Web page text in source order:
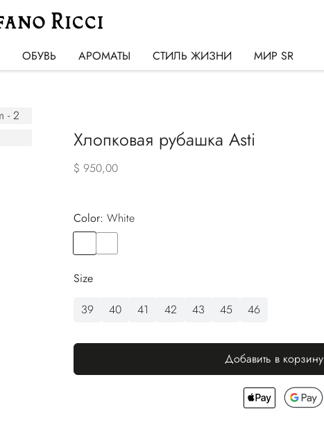
ОБУВЬ АРОМАТЫ СТИЛЬ ЖИЗНИ МИР SR
Хлопковая рубашка Asti
$ 950,00
Color:
white
Size
39
40 41 42 43 45 46
Добавить в корзину